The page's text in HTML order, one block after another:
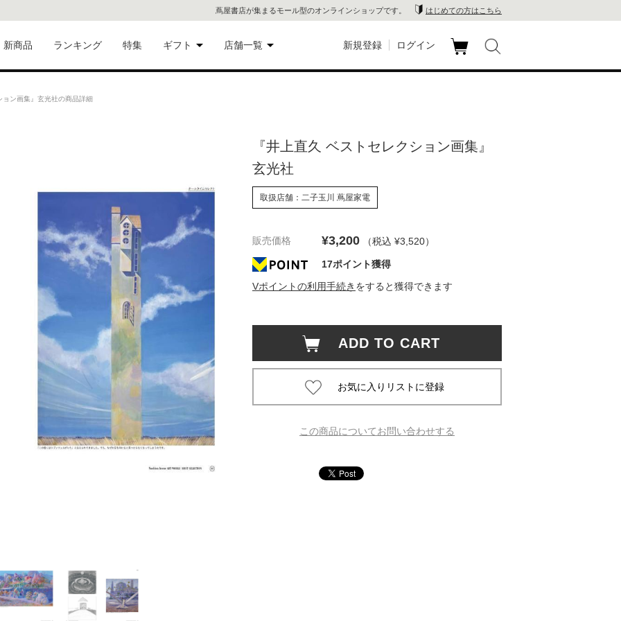
蔦屋書店が集まるモール型のオンラインショップです。 はじめての方はこちら
品
新商品 ランキング 特集 ギフト 店舗一覧
代官山 蔦
屋書店
書店
京都 蔦屋
書店
蔦屋書店
梅田 蔦屋
新規登録 ログイン
画集』玄光社の商品詳細
『井上直久 ベストセレクション画集』
玄光社
取扱店舗：二子玉川 蔦屋家電
販売価格 ¥3,200 （税込 ¥3,520）
17ポイント獲得
Vポイントの利用手続き をすると獲得できます
ADD TO CART
この商品についてお問い合わせする